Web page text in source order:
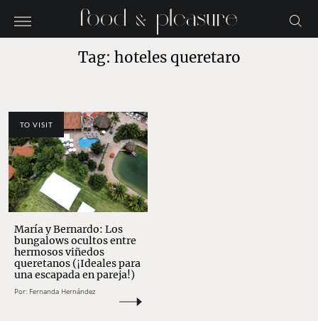
Tag: hoteles queretaro
TO VISIT
María y Bernardo: Los
bungalows ocultos entre
hermosos viñedos
queretanos (¡Ideales para
una escapada en pareja!)
Por: Fernanda Hernández